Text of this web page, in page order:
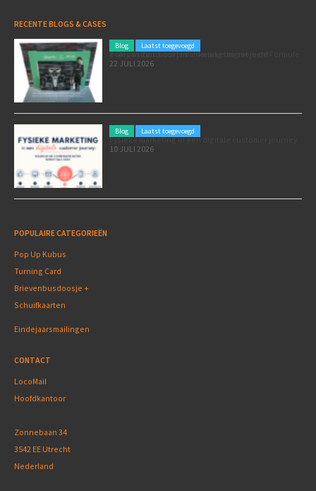
RECENTE BLOGS & CASES
Blog Laatst toegevoegd
Poleposition voor je marketing: zó zet je de Formule 1 GP van Zandvoort in als marketingmoment
22 JULI 2026
Blog Laatst toegevoegd
Fysieke marketing in een digitale customer journey
10 JULI 2026
POPULAIRE CATEGORIEËN
Pop Up Kubus
Turning Card
Brievenbusdoosje +
Schuifkaarten
Eindejaarsmailingen
CONTACT
LocoMail
Hoofdkantoor
Zonnebaan 34
3542 EE Utrecht
Nederland